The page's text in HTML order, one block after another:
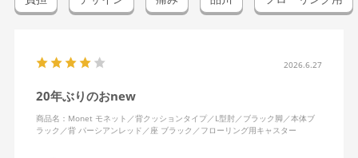
2026.6.27
20年ぶりのおnew
商品名：Monet モネット／背クッションタイプ／L型肘／ブラック脚／本体ブ
ラック／背 パーシアンレッド／座 ブラック／フローリング用キャスター